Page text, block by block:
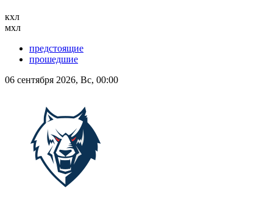
кхл
мхл
предстоящие
прошедшие
06 сентября 2026, Вс, 00:00